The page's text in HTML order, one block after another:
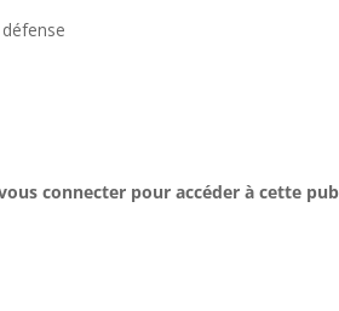
connecter pour accéder à cette